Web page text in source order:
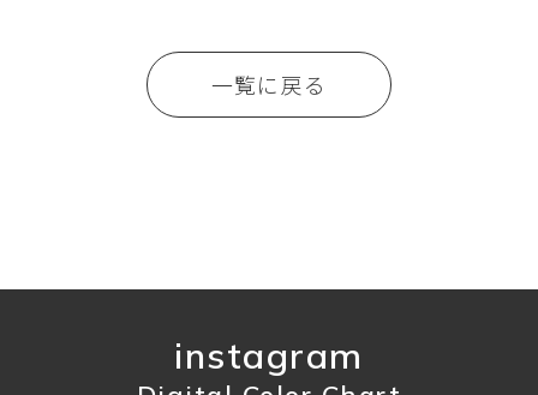
一覧に戻る
instagram